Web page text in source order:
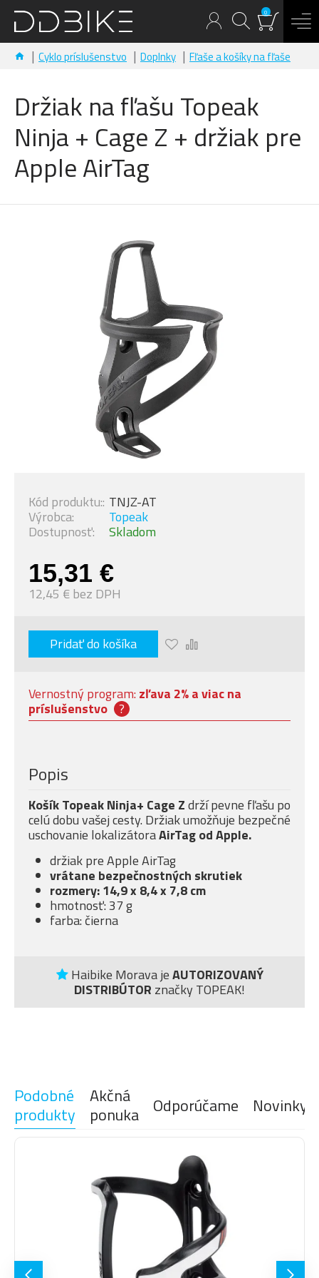
0
Cyklo príslušenstvo Doplnky Fľaše a košíky na fľaše
Držiak na fľašu Topeak
Ninja + Cage Z + držiak pre
Apple AirTag
15,31 €
12,45 € bez DPH
Dostupnosť: Skladom
Výrobca: Topeak
Kód produktu:: TNJZ-AT
Pridať do košíka
Haibike Morava jeAUTORIZOVANÝ
DISTRIBÚTOR značky TOPEAK!
Vernostný program: zľava 2% a viac na
príslušenstvo ?
Popis
Košík Topeak Ninja+ Cage Zdrží pevne fľašu po
celú dobu vašej cesty. Držiak umožňuje bezpečné
uschovanie lokalizátoraAirTag od Apple.
držiak pre Apple AirTag
vrátane bezpečnostných skrutiek
rozmery: 14,9 x 8,4 x 7,8 cm
hmotnosť: 37 g
farba: čierna
Podobné
produkty
Akčná
ponuka Odporúčame Novinky